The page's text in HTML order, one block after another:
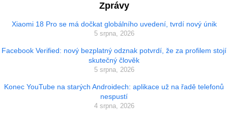
Zprávy
Xiaomi 18 Pro se má dočkat globálního uvedení, tvrdí nový únik
5 srpna, 2026
Facebook Verified: nový bezplatný odznak potvrdí, že za profilem stojí
skutečný člověk
5 srpna, 2026
Konec YouTube na starých Androidech: aplikace už na řadě telefonů
nespustí
4 srpna, 2026